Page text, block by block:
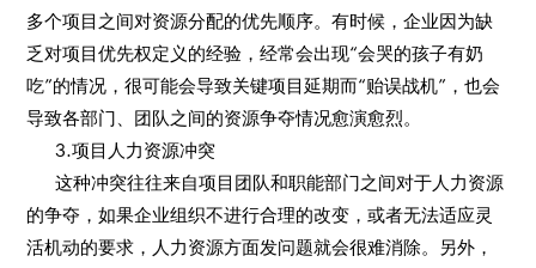
多个项目之间对资源分配的优先顺序。有时候，企业因为缺
乏对项目优先权定义的经验，经常会出现“会哭的孩子有奶
吃”的情况，很可能会导致关键项目延期而“贻误战机”，也会
导致各部门、团队之间的资源争夺情况愈演愈烈。
3.项目人力资源冲突
这种冲突往往来自项目团队和职能部门之间对于人力资源
的争夺，如果企业组织不进行合理的改变，或者无法适应灵
活机动的要求，人力资源方面发问题就会很难消除。另外，